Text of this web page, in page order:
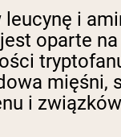
i
oparte
mięśni,
i